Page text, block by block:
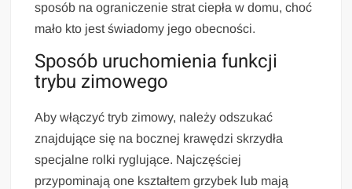
sposób na ograniczenie strat ciepła w domu, choć
mało kto jest świadomy jego obecności.
Sposób uruchomienia funkcji
trybu zimowego
Aby włączyć tryb zimowy, należy odszukać
znajdujące się na bocznej krawędzi skrzydła
specjalne rolki ryglujące. Najczęściej
przypominają one kształtem grzybek lub mają